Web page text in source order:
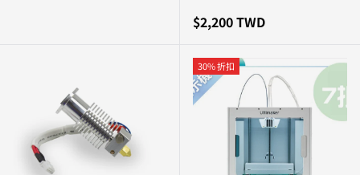
原價
$2,200 TWD
30% 折扣